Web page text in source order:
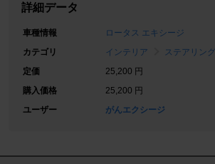
詳細データ
車種情報
ロータス エキシージ
カテゴリ
インテリア
ステアリング
定価
25,200 円
購入価格
25,200 円
ユーザー
がんエクシージ